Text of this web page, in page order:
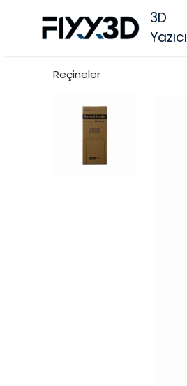
3D
Yazıcı
Reçineler